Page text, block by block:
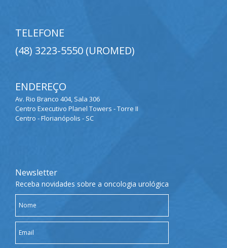
TELEFONE
(48) 3223-5550 (UROMED)
ENDEREÇO
Av. Rio Branco 404, Sala 306
Centro Executivo Planel Towers - Torre II
Centro - Florianópolis - SC
Newsletter
Receba novidades sobre a oncologia urológica